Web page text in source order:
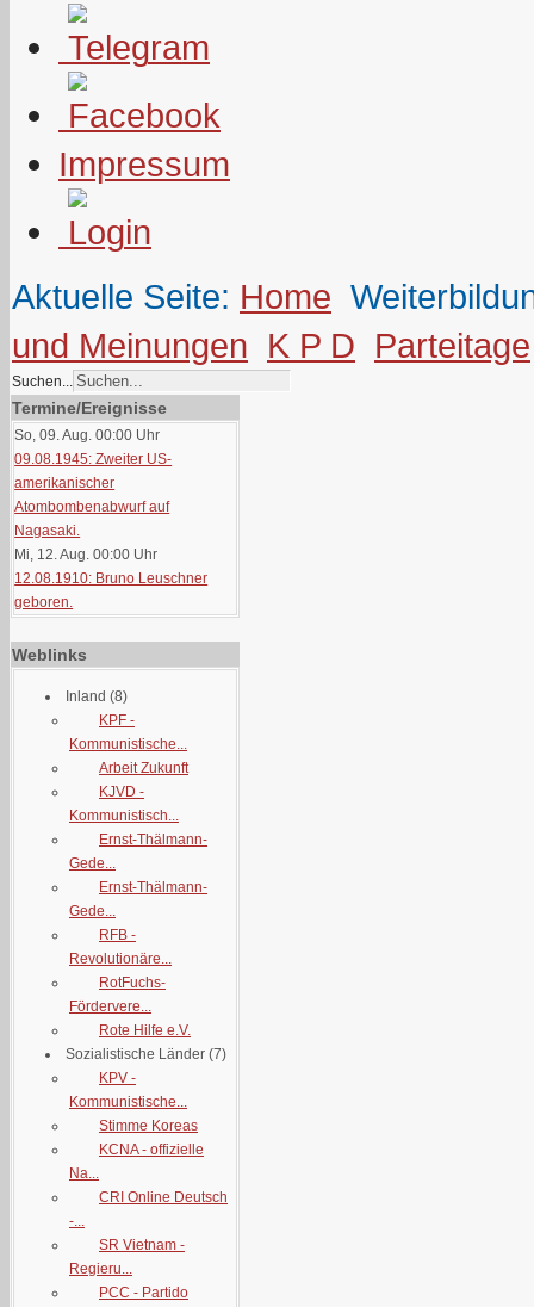
Impressum
Aktuelle Seite: Home
und Meinungen K P D Parteitage
Suchen...
Termine/Ereignisse
So, 09. Aug. 00:00 Uhr
09.08.1945: Zweiter US-
amerikanischer
Atombombenabwurf auf
Nagasaki.
Mi, 12. Aug. 00:00 Uhr
12.08.1910: Bruno Leuschner
geboren.
Weblinks
Inland (8)
KPF -
Kommunistische...
Arbeit Zukunft
KJVD -
Kommunistisch...
Ernst-Thälmann-
Gede...
Ernst-Thälmann-
Gede...
RFB -
Revolutionäre...
RotFuchs-
Fördervere...
Rote Hilfe e.V.
Sozialistische Länder (7)
KPV -
Kommunistische...
Stimme Koreas
KCNA - offizielle
Na...
CRI Online Deutsch
-...
SR Vietnam -
Regieru...
PCC - Partido